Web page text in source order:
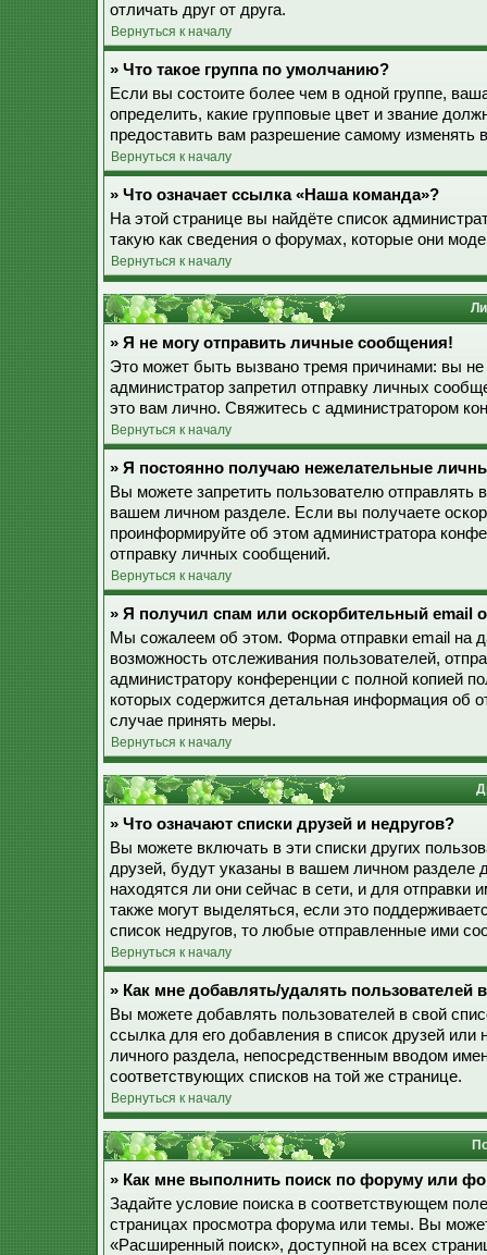
отличать друг от друга.
Вернуться к началу
» Что такое группа по умолчанию?
Если вы состоите более чем в одной группе,
определить, какие групповые цвет и звание
предоставить вам разрешение самому
Вернуться к началу
» Что означает ссылка «Наша команда»?
На этой странице вы найдёте список
такую как сведения о форумах, которые они
Вернуться к началу
» Я не могу отправить личные сообщения!
Это может быть вызвано тремя причинами: вы
администратор запретил отправку личных
это вам лично. Свяжитесь с администратором
Вернуться к началу
» Я постоянно получаю нежелательные
Вы можете запретить пользователю
вашем личном разделе. Если вы получаете
проинформируйте об этом администратора
отправку личных сообщений.
Вернуться к началу
» Я получил спам или оскорбительный email
Мы сожалеем об этом. Форма отправки email на
возможность отслеживания пользователей,
администратору конференции с полной копией
которых содержится детальная информация об
случае принять меры.
Вернуться к началу
» Что означают списки друзей и недругов?
Вы можете включать в эти списки других
друзей, будут указаны в вашем личном разделе
находятся ли они сейчас в сети, и для
также могут выделяться, если это
список недругов, то любые отправленные ими
Вернуться к началу
» Как мне добавлять/удалять пользователей
Вы можете добавлять пользователей в свой
ссылка для его добавления в список друзей или
личного раздела, непосредственным вводом
соответствующих списков на той же странице.
Вернуться к началу
» Как мне выполнить поиск по форуму или
Задайте условие поиска в соответствующем
страницах просмотра форума или темы. Вы
«Расширенный поиск», доступной на всех